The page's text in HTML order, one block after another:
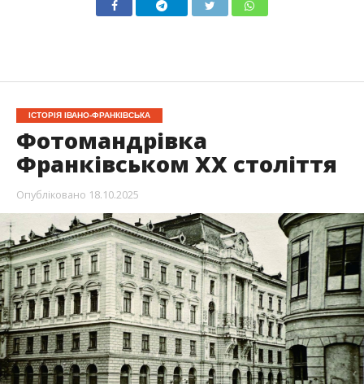
ІСТОРІЯ ІВАНО-ФРАНКІВСЬКА
Фотомандрівка
Франківськом ХХ століття
Опубліковано 18.10.2025